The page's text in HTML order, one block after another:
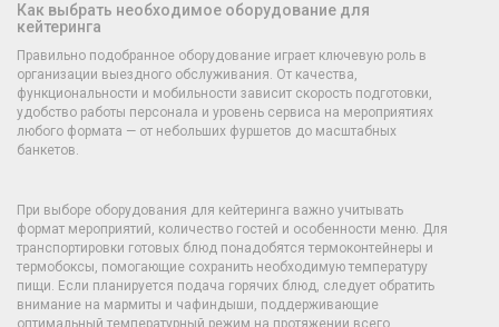
Как выбрать необходимое оборудование для
кейтеринга
Правильно подобранное оборудование играет ключевую роль в
организации выездного обслуживания. От качества,
функциональности и мобильности зависит скорость подготовки,
удобство работы персонала и уровень сервиса на мероприятиях
любого формата — от небольших фуршетов до масштабных
банкетов.
При выборе оборудования для кейтеринга важно учитывать
формат мероприятий, количество гостей и особенности меню. Для
транспортировки готовых блюд понадобятся термоконтейнеры и
термобоксы, помогающие сохранить необходимую температуру
пищи. Если планируется подача горячих блюд, следует обратить
внимание на мармиты и чафиндыши, поддерживающие
оптимальный температурный режим на протяжении всего